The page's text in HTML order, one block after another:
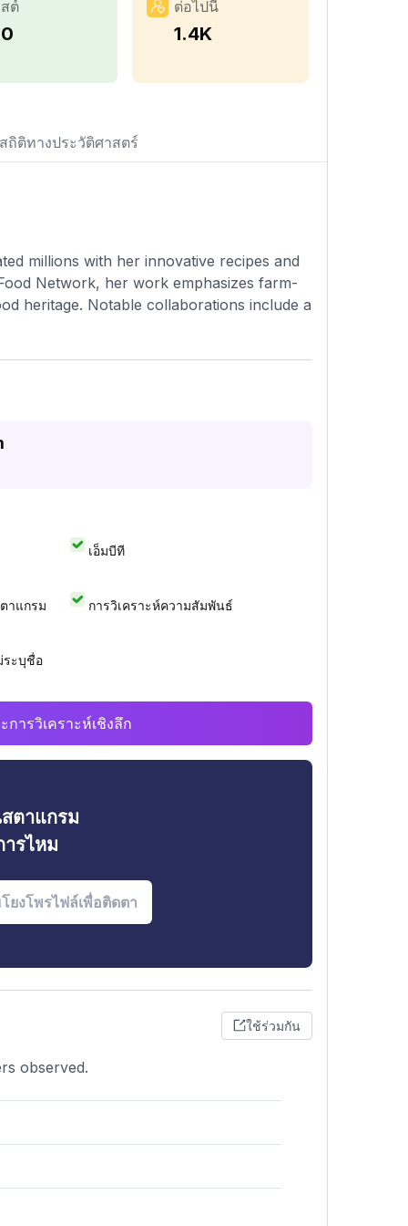
ต์ ต่อไปนี้
1.4K
สถิติทางประวัติศาสตร์
millions with her innovative recipes and
Network, her work emphasizes farm-
heritage. Notable collaborations include a
เอ็มบีที
าแกรม การวิเคราะห์ความสัมพันธ์
ระบุชื่อ
ารวิเคราะห์เชิงลึก
ตาแกรม
รไหม
ใช้ร่วมกัน
observed.